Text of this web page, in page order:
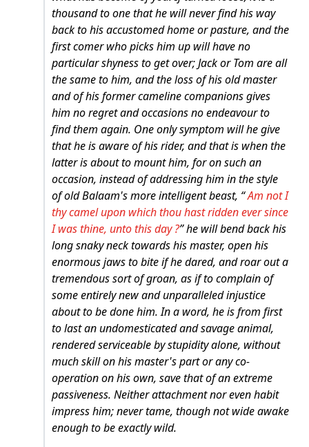
thousand to one that he will never find his way
back to his accustomed home or pasture, and the
first comer who picks him up will have no
particular shyness to get over; Jack or Tom are all
the same to him, and the loss of his old master
and of his former cameline companions gives
him no regret and occasions no endeavour to
find them again. One only symptom will he give
that he is aware of his rider, and that is when the
latter is about to mount him, for on such an
occasion, instead of addressing him in the style
of old Balaam's more intelligent beast, “Am not I
thy camel upon which thou hast ridden ever since
I was thine, unto this day ?” he will bend back his
long snaky neck towards his master, open his
enormous jaws to bite if he dared, and roar out a
tremendous sort of groan, as if to complain of
some entirely new and unparalleled injustice
about to be done him. In a word, he is from first
to last an undomesticated and savage animal,
rendered serviceable by stupidity alone, without
much skill on his master's part or any co-
operation on his own, save that of an extreme
passiveness. Neither attachment nor even habit
impress him; never tame, though not wide awake
enough to be exactly wild.